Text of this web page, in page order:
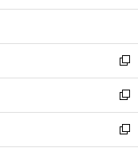
ウ
開
く
新
し
い
ウ
ィ
新
し
い
新